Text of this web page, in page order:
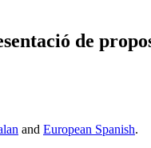
de
and European Spanish.